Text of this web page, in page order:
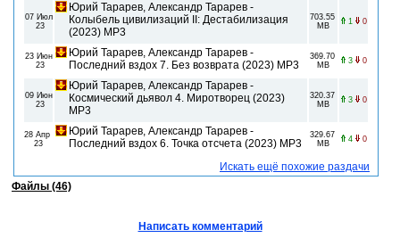
07 Июл
23
Юрий Тарарев, Александр Тарарев -
Колыбель цивилизаций II: Дестабилизация
(2023) МР3
703.55
MB
1 0
23 Июн
23
Юрий Тарарев, Александр Тарарев -
Последний вздох 7. Без возврата (2023) МР3
369.70
MB
3 0
09 Июн
23
Юрий Тарарев, Александр Тарарев -
Космический дьявол 4. Миротворец (2023)
MP3
320.37
MB
3 0
28 Апр
23
Юрий Тарарев, Александр Тарарев -
Последний вздох 6. Точка отсчета (2023) МР3
329.67
MB
4 0
Искать ещё похожие раздачи
Файлы (46)
Написать комментарий